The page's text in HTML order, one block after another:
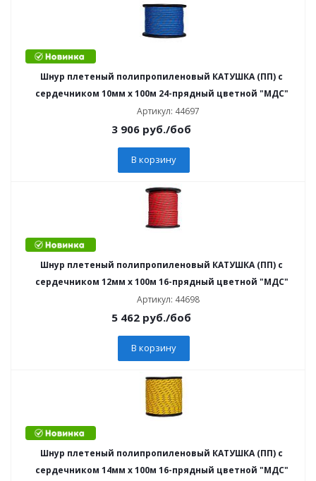
Шнур плетеный полипропиленовый КАТУШКА (ПП) с
сердечником 10мм х 100м 24-прядный цветной "МДС"
Артикул: 44697
3 906руб./боб
В корзину
Шнур плетеный полипропиленовый КАТУШКА (ПП) с
сердечником 12мм х 100м 16-прядный цветной "МДС"
Артикул: 44698
5 462руб./боб
В корзину
Шнур плетеный полипропиленовый КАТУШКА (ПП) с
сердечником 14мм х 100м 16-прядный цветной "МДС"